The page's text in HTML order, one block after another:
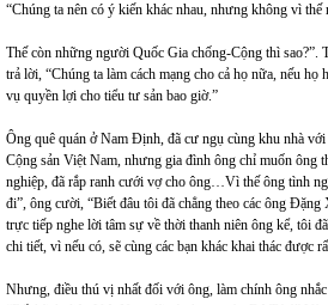
“Chúng ta nên có ý kiến khác nhau, nhưng không vì thế
Thế còn những người Quốc Gia chống-Cộng thì
trả lời, “Chúng ta làm cách mạng cho cả họ nữa, nếu họ
vụ quyền lợi cho tiểu tư sản bao giờ.”
Ông quê quán ở Nam Định, đã cư ngụ cùng khu nhà
Cộng sản Việt Nam, nhưng gia đình ông chỉ muốn ông
nghiệp, đã rắp ranh cưới vợ cho ông…Vì thế ông tình
đi”, ông cười, “Biết đâu tôi đã chẳng theo các ông
trực tiếp nghe lời tâm sự về thời thanh niên ông kể, tôi
chi tiết, vì nếu có, sẽ cùng các bạn khác khai thác được
Nhưng, điều thú vị nhất đối với ông, làm chính ông